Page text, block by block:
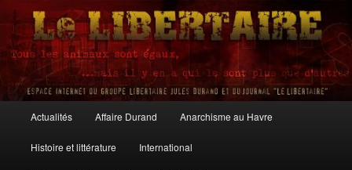
Aller
contenu
principal
Aller
contenu
secondaire
Le Libertaire
principal
Actualités Affaire Durand Anarchisme au Havre
Histoire et littérature International